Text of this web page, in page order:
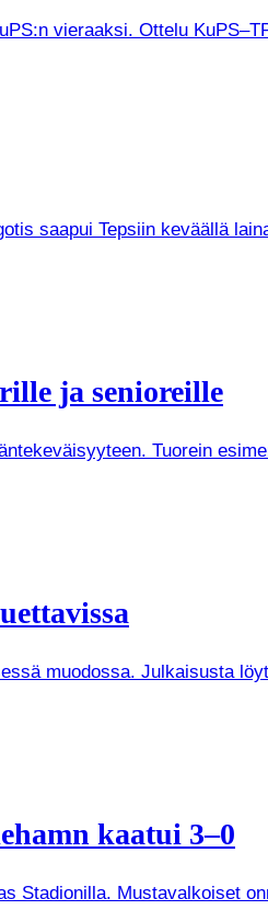
vieraaksi. Ottelu
saapui Tepsiin keväällä
ja senioreille
Tuorein
muodossa. Julkaisusta
kaatui 3–0
Stadionilla. Mustavalkoiset